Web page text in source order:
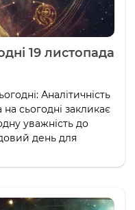
19 листопада
Аналітичність
сьогодні закликає
уважність до
день для